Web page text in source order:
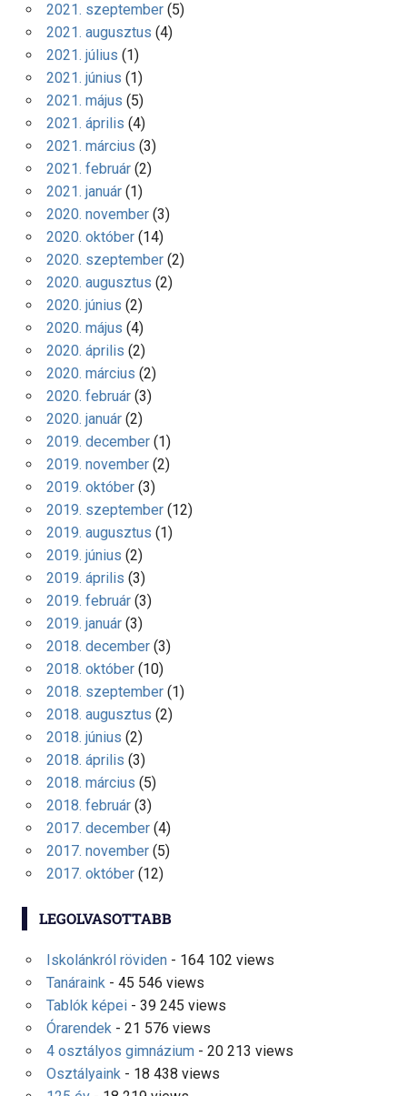
2021. szeptember(5)
2021. augusztus (4)
2021. július (1)
2021. június (1)
2021. május (5)
2021. április (4)
2021. március (3)
2021. február(2)
2021. január(1)
2020. november(3)
2020. október(14)
2020. szeptember(2)
2020. augusztus (2)
2020. június (2)
2020. május (4)
2020. április (2)
2020. március (2)
2020. február(3)
2020. január(2)
2019. december(1)
2019. november(2)
2019. október(3)
2019. szeptember(12)
2019. augusztus (1)
2019. június (2)
2019. április (3)
2019. február(3)
2019. január(3)
2018. december(3)
2018. október(10)
2018. szeptember(1)
2018. augusztus (2)
2018. június (2)
2018. április (3)
2018. március (5)
2018. február(3)
2017. december(4)
2017. november(5)
2017. október(12)
LEGOLVASOTTABB
Iskolánkról röviden- 164 102 views
Tanáraink- 45 546 views
Tablók képei- 39 245 views
Órarendek- 21 576 views
4 osztályos gimnázium- 20 213 views
Osztályaink- 18 438 views